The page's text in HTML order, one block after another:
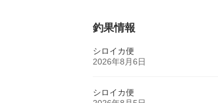
釣果情報
シロイカ便
2026年8月6日
シロイカ便